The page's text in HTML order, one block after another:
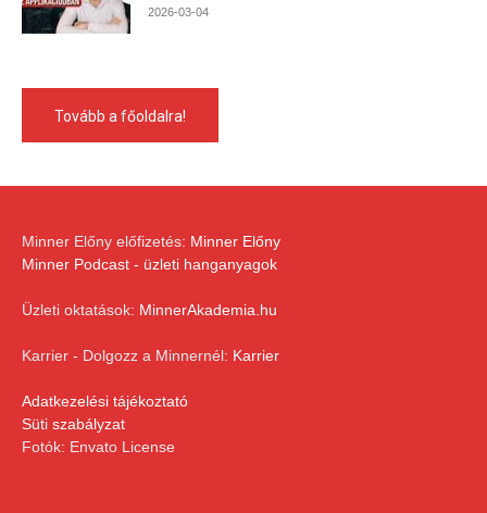
2026-03-04
Tovább a főoldalra!
Minner Előny előfizetés: Minner Előny
Minner Podcast - üzleti hanganyagok
Üzleti oktatások: MinnerAkademia.hu
Karrier - Dolgozz a Minnernél: Karrier
Adatkezelési tájékoztató
Süti szabályzat
Fotók: Envato License